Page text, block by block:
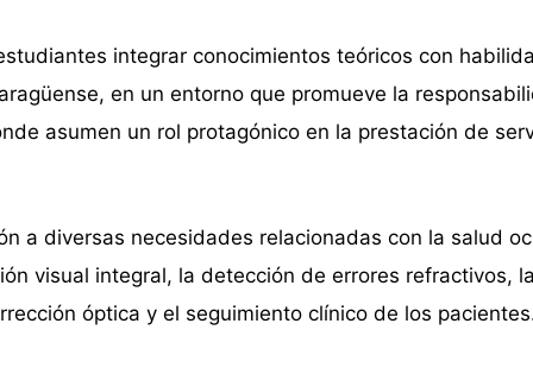
integrar conocimientos teóricos con
en un entorno que promueve la
asumen un rol protagónico en la prestación de
a diversas necesidades relacionadas con la salud
visual integral, la detección de errores refractivos,
óptica y el seguimiento clínico de los